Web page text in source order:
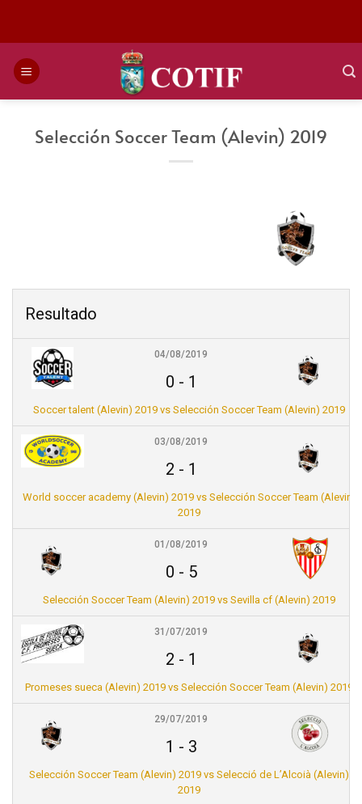
Selección Soccer Team (Alevin) 2019
Resultado
04/08/2019
0 - 1
Soccer talent (Alevin) 2019 vs Selección Soccer Team (Alevin) 2019
03/08/2019
2 - 1
World soccer academy (Alevin) 2019 vs Selección Soccer Team (Alevin)
2019
01/08/2019
0 - 5
Selección Soccer Team (Alevin) 2019 vs Sevilla cf (Alevin) 2019
31/07/2019
2 - 1
Promeses sueca (Alevin) 2019 vs Selección Soccer Team (Alevin) 2019
29/07/2019
1 - 3
Selección Soccer Team (Alevin) 2019 vs Selecció de L’Alcoià (Alevin)
2019